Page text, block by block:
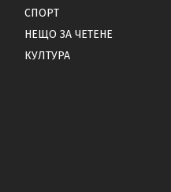
СПОРТ
НЕЩО ЗА ЧЕТЕНЕ
КУЛТУРА